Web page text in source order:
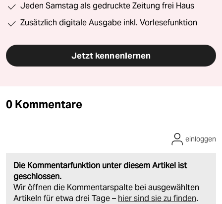
Jeden Samstag als gedruckte Zeitung frei Haus
Zusätzlich digitale Ausgabe inkl. Vorlesefunktion
Jetzt kennenlernen
0 Kommentare
Die Kommentarfunktion unter diesem Artikel ist
geschlossen.
Wir öffnen die Kommentarspalte bei ausgewählten
Artikeln für etwa drei Tage – hier sind sie zu finden.
einloggen